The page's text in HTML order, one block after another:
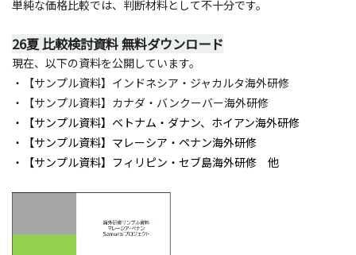
単純な価格比較では、判断材料として不十分です。
26夏 比較検討資料 無料ダウンロード
現在、以下の資料を公開しています。
・【サンプル資料】インドネシア・ジャカルタ海外研修
・【サンプル資料】カナダ・バンクーバー海外研修
・【サンプル資料】ベトナム・ダナン、ホイアン海外研修
・【サンプル資料】マレーシア・ペナン海外研修
・【サンプル資料】フィリピン・セブ島海外研修 他